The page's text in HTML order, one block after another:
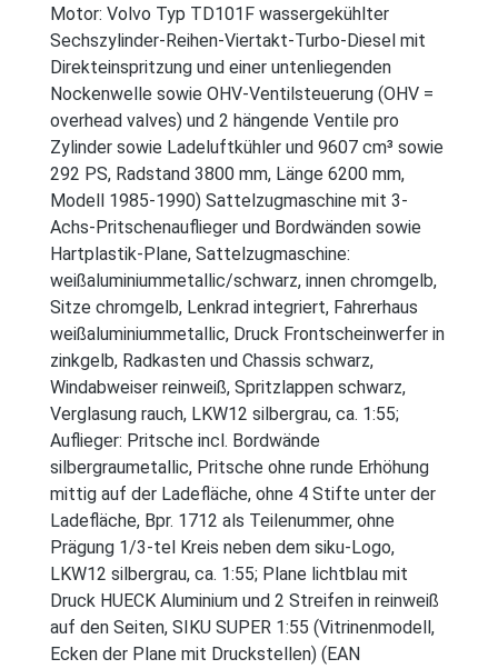
Motor: Volvo Typ TD101F wassergekühlter
Sechszylinder-Reihen-Viertakt-Turbo-Diesel mit
Direkteinspritzung und einer untenliegenden
Nockenwelle sowie OHV-Ventilsteuerung (OHV =
overhead valves) und 2 hängende Ventile pro
Zylinder sowie Ladeluftkühler und 9607 cm³ sowie
292 PS, Radstand 3800 mm, Länge 6200 mm,
Modell 1985-1990) Sattelzugmaschine mit 3-
Achs-Pritschenauflieger und Bordwänden sowie
Hartplastik-Plane, Sattelzugmaschine:
weißaluminiummetallic/schwarz, innen chromgelb,
Sitze chromgelb, Lenkrad integriert, Fahrerhaus
weißaluminiummetallic, Druck Frontscheinwerfer in
zinkgelb, Radkasten und Chassis schwarz,
Windabweiser reinweiß, Spritzlappen schwarz,
Verglasung rauch, LKW12 silbergrau, ca. 1:55;
Auflieger: Pritsche incl. Bordwände
silbergraumetallic, Pritsche ohne runde Erhöhung
mittig auf der Ladefläche, ohne 4 Stifte unter der
Ladefläche, Bpr. 1712 als Teilenummer, ohne
Prägung 1/3-tel Kreis neben dem siku-Logo,
LKW12 silbergrau, ca. 1:55; Plane lichtblau mit
Druck HUECK Aluminium und 2 Streifen in reinweiß
auf den Seiten, SIKU SUPER 1:55 (Vitrinenmodell,
Ecken der Plane mit Druckstellen) (EAN